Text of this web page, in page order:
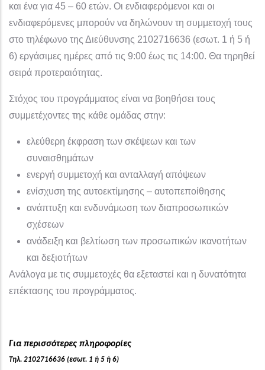
και ένα για 45 – 60 ετών. Οι ενδιαφερόμενοι και οι
ενδιαφερόμενες μπορούν να δηλώνουν τη συμμετοχή τους
στο τηλέφωνο της Διεύθυνσης 2102716636 (εσωτ. 1 ή 5 ή
6) εργάσιμες ημέρες από τις 9:00 έως τις 14:00. Θα τηρηθεί
σειρά προτεραιότητας.
Στόχος του προγράμματος είναι να βοηθήσει τους
συμμετέχοντες της κάθε ομάδας στην:
ελεύθερη έκφραση των σκέψεων και των
συναισθημάτων
ενεργή συμμετοχή και ανταλλαγή απόψεων
ενίσχυση της αυτοεκτίμησης – αυτοπεποίθησης
ανάπτυξη και ενδυνάμωση των διαπροσωπικών
σχέσεων
ανάδειξη και βελτίωση των προσωπικών ικανοτήτων
και δεξιοτήτων
Ανάλογα με τις συμμετοχές θα εξεταστεί και η δυνατότητα
επέκτασης του προγράμματος.
Για περισσότερες πληροφορίες
Τηλ. 2102716636 (εσωτ. 1 ή 5 ή 6)